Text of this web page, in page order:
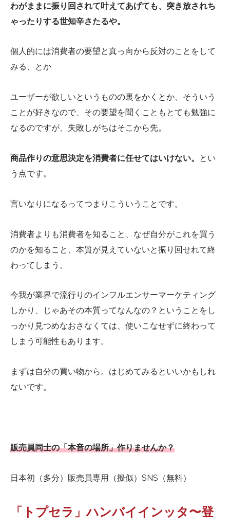
わがままに振り回されて叶えてあげても、突き放されち
ゃったりする世知辛さたるや。
個人的には消費者の要望と真っ向から反対のことをして
みる、とか
ユーザーが欲しいというものの裏をかくとか、そういう
ことが好きなので、その要望を聞くこともとても勉強に
なるのですが、失敗しがちはそこから先。
商品作りの意思決定を消費者に任せてはいけない。
とい
う点です。
言いなりになるってつまりこういうことです。
消費者よりも消費者を知ること、なぜ自分がこれを買う
のかを知ること、本質が見えていないと振り回せれて終
わってしまう。
今我が業界で流行りのインフルエンサーマーケティング
しかり、じゃあその本質ってなんなの？ということをし
っかり見つめなおさなくては、使いこなせずに終わって
しまう可能性もあります。
まずは自分の買い物から。はじめてみるといいかもしれ
ないです。
販売員同士の「本音の場所」作りませんか？
日本初（多分）販売員専用（擬似）SNS（無料）
「トプセラ」ハンバイインッタ〜登